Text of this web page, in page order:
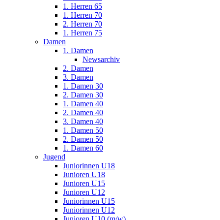
1. Herren 65
1. Herren 70
2. Herren 70
1. Herren 75
Damen
1. Damen
Newsarchiv
2. Damen
3. Damen
1. Damen 30
2. Damen 30
1. Damen 40
2. Damen 40
3. Damen 40
1. Damen 50
2. Damen 50
1. Damen 60
Jugend
Juniorinnen U18
Junioren U18
Junioren U15
Junioren U12
Juniorinnen U15
Juniorinnen U12